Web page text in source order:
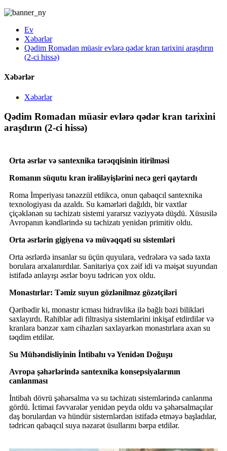
Ev
Xəbərlər
Qədim Romadan müasir evlərə qədər kran tarixini araşdırın
(2-ci hissə)
Xəbərlər
Xəbərlər
Qədim Romadan müasir evlərə qədər kran tarixini
araşdırın (2-ci hissə)
Orta əsrlər və santexnika tərəqqisinin itirilməsi
Romanın süqutu kran irəliləyişlərini necə geri qaytardı
Roma İmperiyası tənəzzül etdikcə, onun qabaqcıl santexnika
texnologiyası da azaldı. Su kəmərləri dağıldı, bir vaxtlar
çiçəklənən su təchizatı sistemi yararsız vəziyyətə düşdü. Xüsusilə
Avropanın kəndlərində su təchizatı yenidən primitiv oldu.
Orta əsrlərin gigiyena və müvəqqəti su sistemləri
Orta əsrlərdə insanlar su üçün quyulara, vedrələrə və sadə taxta
borulara arxalanırdılar. Sanitariya çox zəif idi və məişət suyundan
istifadə anlayışı əsrlər boyu tədricən yox oldu.
Monastırlar: Təmiz suyun gözlənilməz gözətçiləri
Qəribədir ki, monastır icması hidravlika ilə bağlı bəzi bilikləri
saxlayırdı. Rahiblər adi filtrasiya sistemlərini inkişaf etdirdilər və
kranlara bənzər xam cihazları saxlayarkən monastırlara axan su
təqdim etdilər.
Su Mühəndisliyinin İntibahı və Yenidən Doğuşu
Avropa şəhərlərində santexnika konsepsiyalarının
canlanması
İntibah dövrü şəhərsalma və su təchizatı sistemlərində canlanma
gördü. İctimai fəvvarələr yenidən peyda oldu və şəhərsalmaçılar
daş borulardan və hündür sisternlərdən istifadə etməyə başladılar,
tədricən qabaqcıl suya nəzarət üsullarını bərpa etdilər.